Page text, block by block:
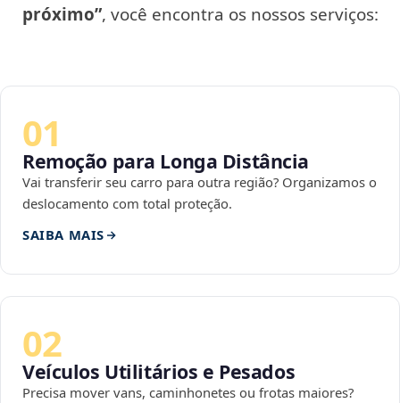
próximo”, você encontra os nossos serviços:
01
Remoção para Longa Distância
Vai transferir seu carro para outra região? Organizamos o
deslocamento com total proteção.
SAIBA MAIS
02
Veículos Utilitários e Pesados
Precisa mover vans, caminhonetes ou frotas maiores?